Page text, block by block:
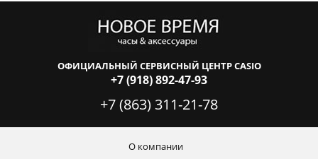
ОФИЦИАЛЬНЫЙ СЕРВИСНЫЙ ЦЕНТР CASIO
+7 (918) 892-47-93
+7 (863) 311-21-78
О компании